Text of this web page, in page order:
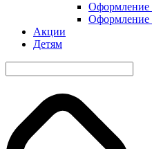
Оформление
Оформление
Акции
Детям